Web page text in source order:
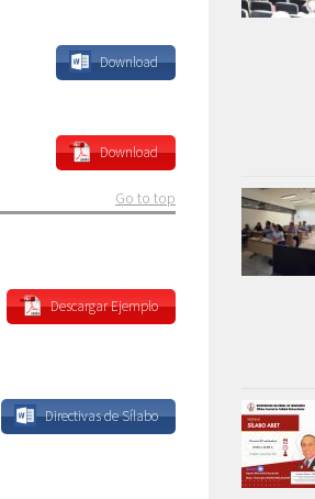
Download
Download
Go to top
Descargar Ejemplo
Directivas de Sílabo